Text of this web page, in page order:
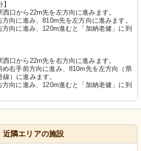
西口から22m先を左方向に進みます。
向に進み、810m先を左方向に進みます。
方向に進み、120m進むと「加納老健」に到
西口から22m先を右方向に進みます。
め右手前方向に進み、810m先を左方向（県
）に進みます。
方向に進み、120m進むと「加納老健」に到
近隣エリアの施設